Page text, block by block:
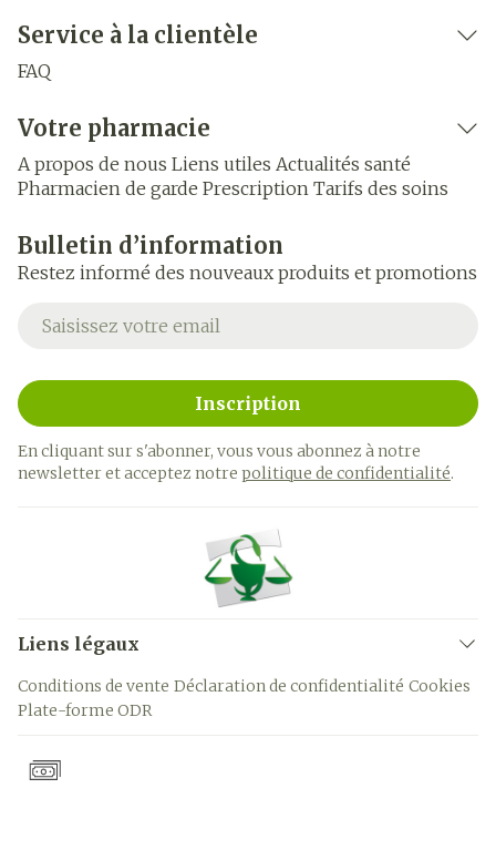
Service à la clientèle
FAQ
Votre pharmacie
A propos de nous Liens utiles Actualités santé
Pharmacien de garde Prescription Tarifs des soins
Bulletin d’information
Restez informé des nouveaux produits et promotions
Adresse mail
Inscription
En cliquant sur s'abonner, vous vous abonnez à notre
newsletter et acceptez notre politique de confidentialité.
Liens légaux
Conditions de vente Déclaration de confidentialité Cookies
Plate-forme ODR